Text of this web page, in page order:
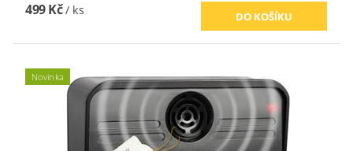
499 Kč/ ks
Novinka